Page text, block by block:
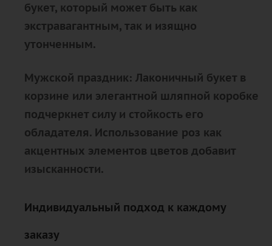
букет, который может быть как
экстравагантным, так и изящно
утонченным.
Мужской праздник: Лаконичный букет в
корзине или элегантной шляпной коробке
подчеркнет силу и стойкость его
обладателя. Использование роз как
акцентных элементов цветов добавит
изысканности.
Индивидуальный подход к каждому
заказу